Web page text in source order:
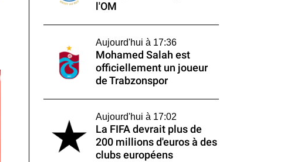
l'OM
Aujourd'hui à 17:36
Mohamed Salah est
officiellement un joueur
de Trabzonspor
Aujourd'hui à 17:02
La FIFA devrait plus de
200 millions d'euros à des
clubs européens